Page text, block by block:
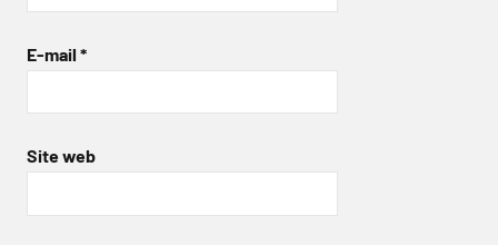
E-mail *
Site web